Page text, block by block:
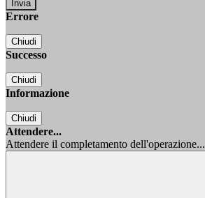
Errore
Chiudi
Successo
Chiudi
Informazione
Chiudi
Attendere...
Attendere il completamento dell'operazione...